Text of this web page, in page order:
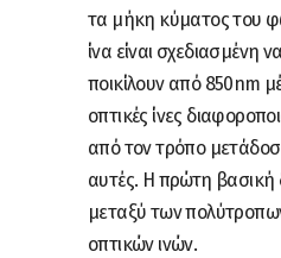
τα μήκη κύματος του
ίνα είναι σχεδιασμένη
ποικίλουν από 850nm
οπτικές ίνες
από τον τρόπο
αυτές. Η πρώτη βασική
μεταξύ των
οπτικών ινών.